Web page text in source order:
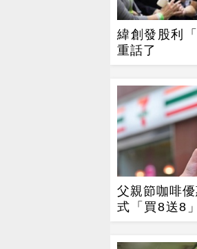
緯創發股利
重話了
父親節咖啡
式「買8送8
杯85元